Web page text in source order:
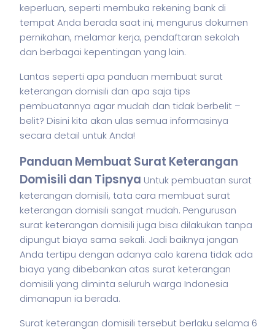
keperluan, seperti membuka rekening bank di
tempat Anda berada saat ini, mengurus dokumen
pernikahan, melamar kerja, pendaftaran sekolah
dan berbagai kepentingan yang lain.
Lantas seperti apa panduan membuat surat
keterangan domisili dan apa saja tips
pembuatannya agar mudah dan tidak berbelit –
belit? Disini kita akan ulas semua informasinya
secara detail untuk Anda!
Panduan Membuat Surat Keterangan
Domisili dan Tipsnya Untuk pembuatan surat
keterangan domisili, tata cara membuat surat
keterangan domisili sangat mudah. Pengurusan
surat keterangan domisili juga bisa dilakukan tanpa
dipungut biaya sama sekali. Jadi baiknya jangan
Anda tertipu dengan adanya calo karena tidak ada
biaya yang dibebankan atas surat keterangan
domisili yang diminta seluruh warga Indonesia
dimanapun ia berada.
Surat keterangan domisili tersebut berlaku selama 6